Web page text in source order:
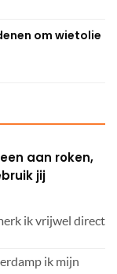
om wietolie
aan roken,
jij
ik vrijwel direct
ik mijn